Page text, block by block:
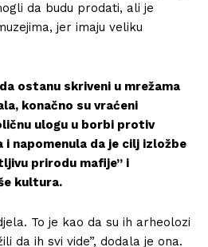
da budu prodati, ali je
jer imaju veliku
ostanu skriveni u mrežama
konačno su vraćeni
ulogu u borbi protiv
i napomenula da je cilj izložbe
prirodu mafije” i
kultura.
To je kao da su ih arheolozi
da ih svi vide”, dodala je ona.